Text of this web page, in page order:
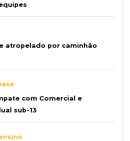
atropelado por caminhão
com Comercial e
sub-13